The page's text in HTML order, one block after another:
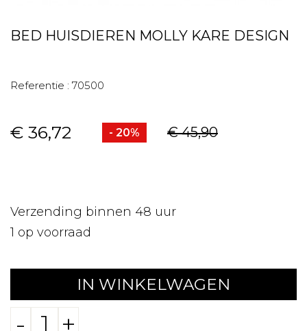
BED HUISDIEREN MOLLY KARE DESIGN
Referentie : 70500
€ 36,72 - 20% € 45,90
Verzending binnen 48 uur
1 op voorraad
IN WINKELWAGEN
- +